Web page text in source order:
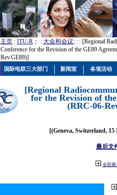
主页 : ITU-R ； : 大会和会议; : : [Regional
Conference for the Revision of the GE89
Rev.GE89)]
[Regional
for the Revision of
(RRC-06-
[(Geneva, Switzerland, 15
最后文
全部展
国际电联三大部门 新闻室 各项活动